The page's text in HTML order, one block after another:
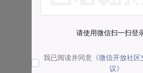
请使用微信扫一扫登
我已阅读并同意 《微信开放社
议》